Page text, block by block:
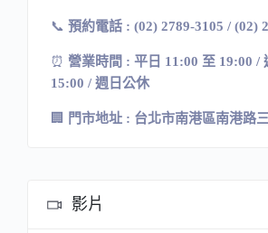
📞 預約電話 : (02) 2789-3105 / (02)
⏰ 營業時間 : 平日 11:00 至 19:00 /
15:00 / 週日公休
🏢 門市地址 : 台北市南港區南港路
影片